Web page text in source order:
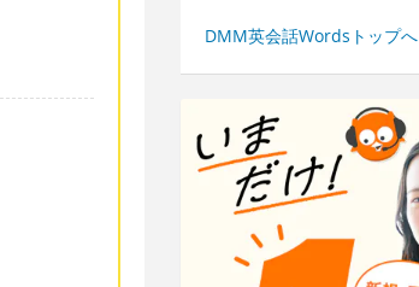
DMM英会話Wordsトップへ